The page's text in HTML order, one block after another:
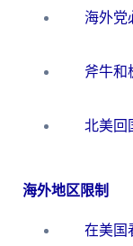
海外地区限制